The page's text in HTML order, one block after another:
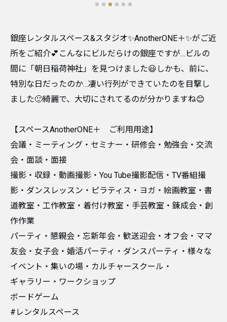
銀座レンタルスペース&スタジオ✨AnotherONE＋✨がご近
所をご紹介💕こんなにビルだらけの銀座ですが…ビルの
間に「朝日稲荷神社」を見つけました😃しかも、前に、
特別な日だったのか…凄い行列ができていたのを目撃し
ました🙂綺麗で、大切にされてるのが分かりますね😊
【スペースAnotherONE＋ ご利用用途】
会議・ミーティング・セミナー・研修会・勉強会・交流
会・面談・面接
撮影・収録・動画撮影・You Tube撮影配信・TV番組撮
影・ダンスレッスン・ピラティス・ヨガ・絵画教室・書
道教室・工作教室・着付け教室・手芸教室・錬成会・創
作作業
パーティ・懇親会・忘新年会・歓送迎会・オフ会・ママ
友会・女子会・婚活パーティ・ダンスパーティ・様々な
イベント・集いの場・カルチャースクール・
ギャラリー・ワークショップ
ボードゲーム
#レンタルスペース